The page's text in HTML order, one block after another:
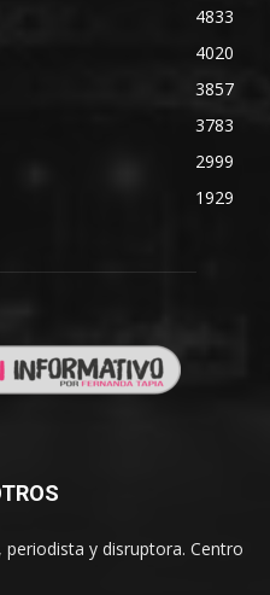
4833
4020
3857
3783
2999
1929
y disruptora. Centro